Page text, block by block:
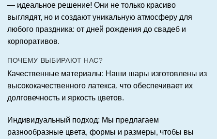
— идеальное решение! Они не только красиво
выглядят, но и создают уникальную атмосферу для
любого праздника: от дней рождения до свадеб и
корпоративов.
ПОЧЕМУ ВЫБИРАЮТ НАС?
Качественные материалы: Наши шары изготовлены из
высококачественного латекса, что обеспечивает их
долговечность и яркость цветов.
Индивидуальный подход: Мы предлагаем
разнообразные цвета, формы и размеры, чтобы вы